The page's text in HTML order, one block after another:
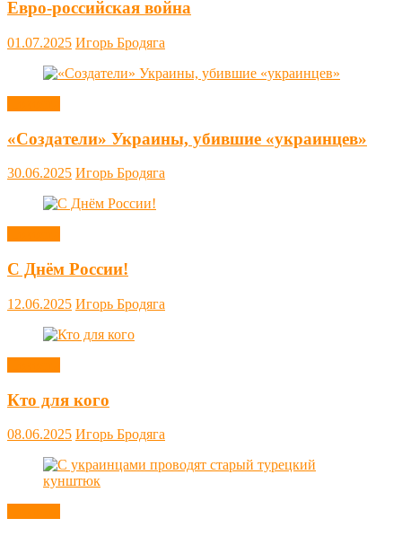
Евро-российская война
01.07.2025 Игорь Бродяга
«Создатели» Украины, убившие «украинцев»
30.06.2025 Игорь Бродяга
С Днём России!
12.06.2025 Игорь Бродяга
Кто для кого
08.06.2025 Игорь Бродяга